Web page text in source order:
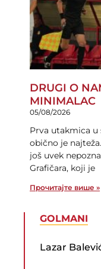
DRUGI O
MINIMALAC
05/08/2026
Prva utakmica u
obično je
još uvek
Grafičara, koji je
Прочитајте више »
GOLMANI
Lazar